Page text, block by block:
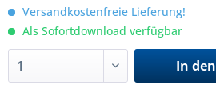
Versandkostenfreie Lieferung!
Als Sofortdownload verfügbar
In den